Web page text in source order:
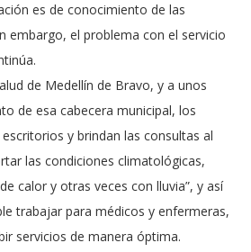
es de conocimiento de las
embargo, el problema con el servicio
de Medellín de Bravo, y a unos
de esa cabecera municipal, los
y brindan las consultas al
las condiciones climatológicas,
calor y otras veces con lluvia”, y así
trabajar para médicos y enfermeras,
servicios de manera óptima.